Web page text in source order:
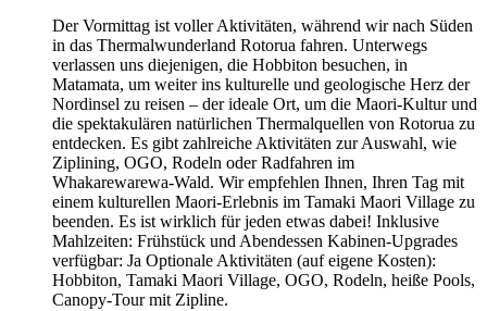
Der Vormittag ist voller Aktivitäten, während wir nach Süden
in das Thermalwunderland Rotorua fahren. Unterwegs
verlassen uns diejenigen, die Hobbiton besuchen, in
Matamata, um weiter ins kulturelle und geologische Herz der
Nordinsel zu reisen – der ideale Ort, um die Maori-Kultur und
die spektakulären natürlichen Thermalquellen von Rotorua zu
entdecken. Es gibt zahlreiche Aktivitäten zur Auswahl, wie
Ziplining, OGO, Rodeln oder Radfahren im
Whakarewarewa-Wald. Wir empfehlen Ihnen, Ihren Tag mit
einem kulturellen Maori-Erlebnis im Tamaki Maori Village zu
beenden. Es ist wirklich für jeden etwas dabei! Inklusive
Mahlzeiten: Frühstück und Abendessen Kabinen-Upgrades
verfügbar: Ja Optionale Aktivitäten (auf eigene Kosten):
Hobbiton, Tamaki Maori Village, OGO, Rodeln, heiße Pools,
Canopy-Tour mit Zipline.